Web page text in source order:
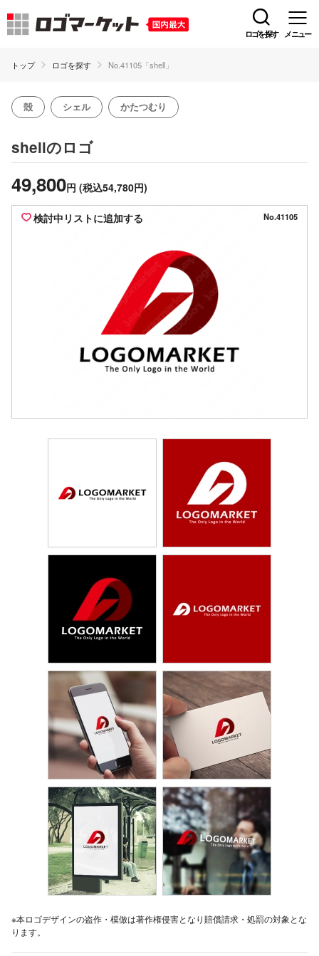
ロゴを探す メニュー
トップ ロゴを探す No.41105「shell」
殻 シェル かたつむり
shellのロゴ
49,800円 (税込54,780円)
検討中リストに追加する No.41105
※本ロゴデザインの盗作・模倣は著作権侵害となり賠償請求・処罰の対象とな
ります。